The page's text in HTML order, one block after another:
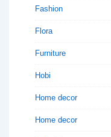
Fashion
Flora
Furniture
Hobi
Home decor
Home decor